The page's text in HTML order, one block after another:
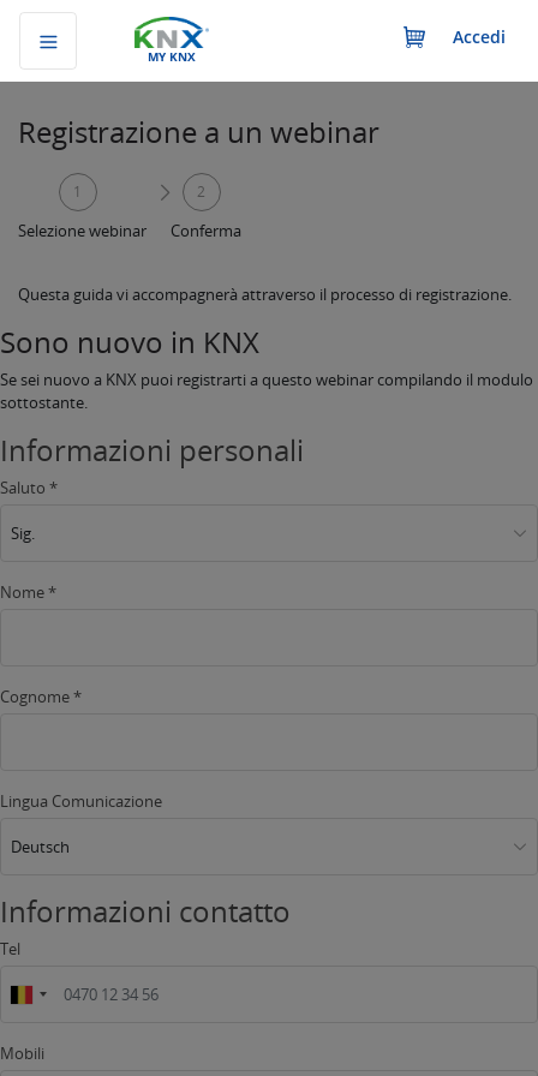
MY KNX
Accedi
Registrazione a un webinar
1
Selezione webinar
2
Conferma
Questa guida vi accompagnerà attraverso il processo di registrazione.
Sono nuovo in KNX
Se sei nuovo a KNX puoi registrarti a questo webinar compilando il modulo
sottostante.
Informazioni personali
Saluto *
Sig.
Nome *
Cognome *
Lingua Comunicazione
Deutsch
Informazioni contatto
Tel
Mobili